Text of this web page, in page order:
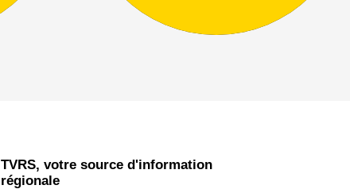
TVRS, votre source d'information
régionale